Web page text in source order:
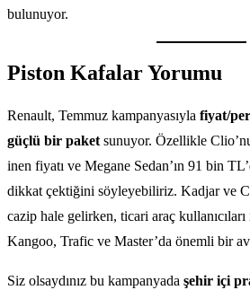
bulunuyor.
Piston Kafalar Yorumu
Renault, Temmuz kampanyasıyla fiyat/
güçlü bir paket sunuyor. Özellikle
inen fiyatı ve Megane Sedan’ın 91 bin
dikkat çektiğini söyleyebiliriz. Kadjar ve
cazip hale gelirken, ticari araç kullanıcıları
Kangoo, Trafic ve Master’da önemli bir
Siz olsaydınız bu kampanyada şehir içi